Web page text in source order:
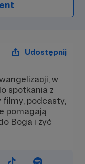
Niech to dzieło się
Udostępnij
w
spotkania z
podcasty,
pomagają
Boga i żyć